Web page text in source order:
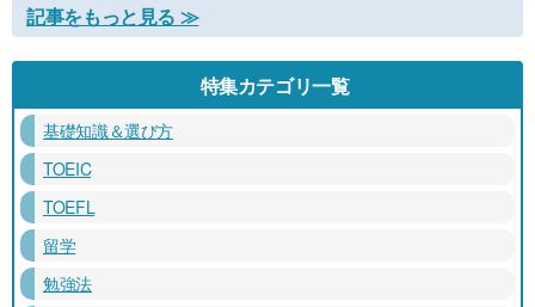
記事をもっと見る ≫
特集カテゴリ一覧
基礎知識＆選び方
TOEIC
TOEFL
留学
勉強法